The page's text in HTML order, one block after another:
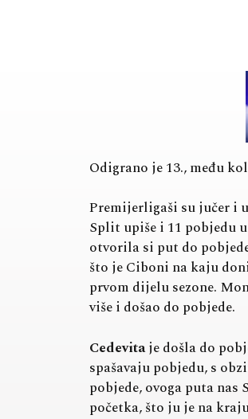
Odigrano je 13., među
Premijerligaši su jučer i
Split upiše i 11 pobjedu
otvorila si put do
što je Ciboni na kaju
prvom dijelu sezone.
više i došao do pobjede.
Cedevitaje došla do
spašavaju pobjedu, s
pobjede, ovoga puta
početka, što ju je na